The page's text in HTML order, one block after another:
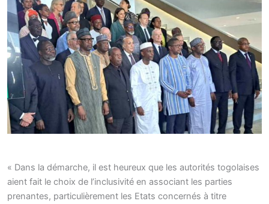
« Dans la démarche, il est heureux que les autorités togolaises
aient fait le choix de l’inclusivité en associant les parties
prenantes, particulièrement les Etats concernés à titre